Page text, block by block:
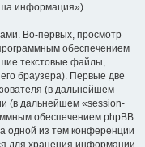
информация»).
Во-первых, просмотр
обеспечением
текстовые файлы,
браузера). Первые две
(в дальнейшем
(в дальнейшем «session-
обеспечением phpBB.
одной из тем конференции
для хранения информации